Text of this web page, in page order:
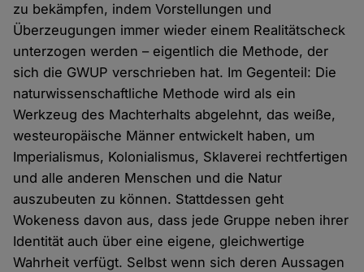
zu bekämpfen, indem Vorstellungen und
Überzeugungen immer wieder einem Realitätscheck
unterzogen werden – eigentlich die Methode, der
sich die GWUP verschrieben hat. Im Gegenteil: Die
naturwissenschaftliche Methode wird als ein
Werkzeug des Machterhalts abgelehnt, das weiße,
westeuropäische Männer entwickelt haben, um
Imperialismus, Kolonialismus, Sklaverei rechtfertigen
und alle anderen Menschen und die Natur
auszubeuten zu können. Stattdessen geht
Wokeness davon aus, dass jede Gruppe neben ihrer
Identität auch über eine eigene, gleichwertige
Wahrheit verfügt. Selbst wenn sich deren Aussagen